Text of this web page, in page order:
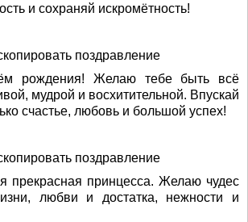
и сохраняй искромётность!
поздравление
рождения! Желаю тебе быть всё
мудрой и восхитительной. Впускай
счастье, любовь и большой успех!
поздравление
прекрасная принцесса. Желаю чудес
любви и достатка, нежности и